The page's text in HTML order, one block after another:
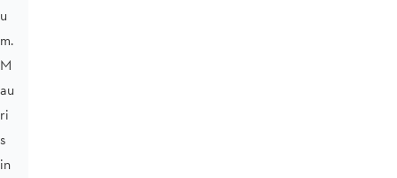
u
m.
M
au
ri
s
in